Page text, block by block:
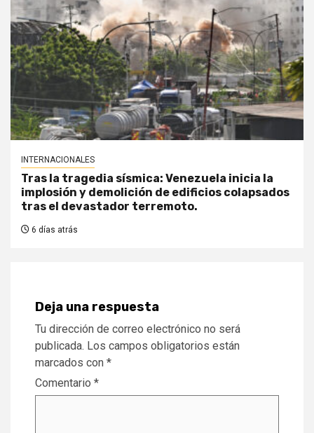
INTERNACIONALES
Tras la tragedia sísmica: Venezuela inicia la
implosión y demolición de edificios colapsados
tras el devastador terremoto.
6 días atrás
Deja una respuesta
Tu dirección de correo electrónico no será
publicada. Los campos obligatorios están
marcados con *
Comentario *